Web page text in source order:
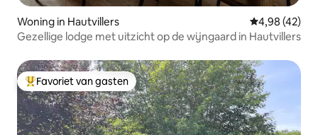
Woning in Hautvillers Gemiddelde
4,98 (42)
Gezellige lodge met uitzicht op de wijngaard in Hautvillers
Topfavoriet van gasten
Favoriet van gasten